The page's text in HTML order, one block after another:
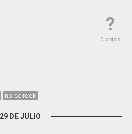
?
0 votos
noise rock
29 DE JULIO